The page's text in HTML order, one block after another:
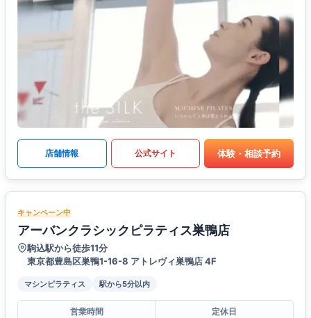
店舗情報 公式サイト 体験・相談予約
キャンペーン中
アーバンクラシックピラティス巣鴨店
駒込駅から徒歩11分
東京都豊島区巣鴨1-16-8 アトレヴィ巣鴨店 4F
マシンピラティス 駅から5分以内
営業時間
定休日